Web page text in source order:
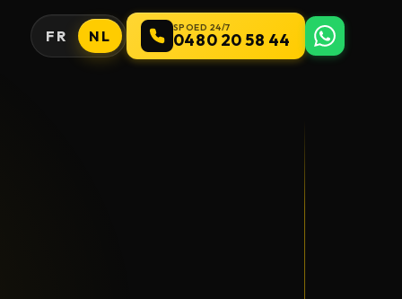
FR NL SPOED 24/7
0480 20 58 44